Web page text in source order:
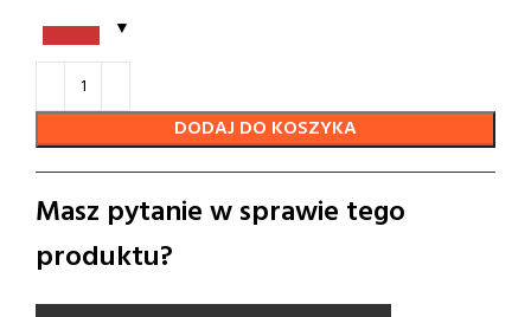
DODAJ DO KOSZYKA
Masz pytanie w sprawie tego
produktu?